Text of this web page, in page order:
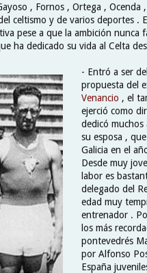
, Fornos , Ortega , Ocenda
celtismo y de varios deportes .
pese a que la ambición nunca
ha dedicado su vida al Celta
- Entró a ser
propuesta del
Venancio , el
ejerció como
dedicó
su esposa ,
Galicia en el
Desde muy
labor es
delegado del
edad muy
entrenador .
los más
pontevedrés
por Alfonso
España